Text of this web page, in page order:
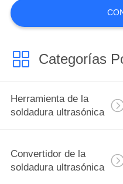
trabaja
Categorías
Herramienta de la
soldadura ultrasónica
Convertidor de la
soldadura ultrasónica